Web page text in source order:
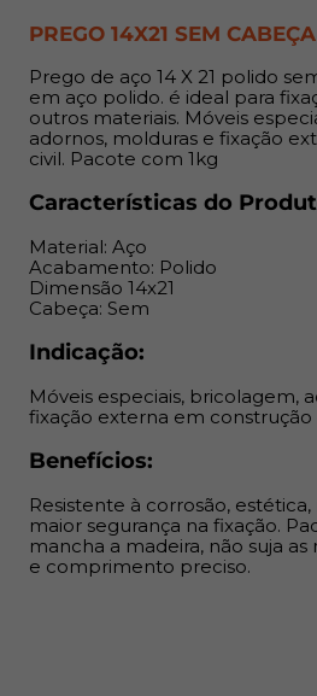
Benefícios:
Resistente à corrosão, estética,
maior segurança na fixação.
mancha a madeira, não suja as
comprimento preciso.
PREGO 14X21 SEM
Prego de aço 14 X 21 polido
em aço polido. é ideal para
outros materiais. Móveis
adornos, molduras e fixação
civil. Pacote com 1kg
Características do
Material: Aço
Acabamento: Polido
Dimensão 14x21
Cabeça: Sem
Indicação:
Móveis especiais, bricolagem,
fixação externa em construção
Benefícios:
Resistente à corrosão,
maior segurança na fixação.
mancha a madeira, não suja
e comprimento preciso.